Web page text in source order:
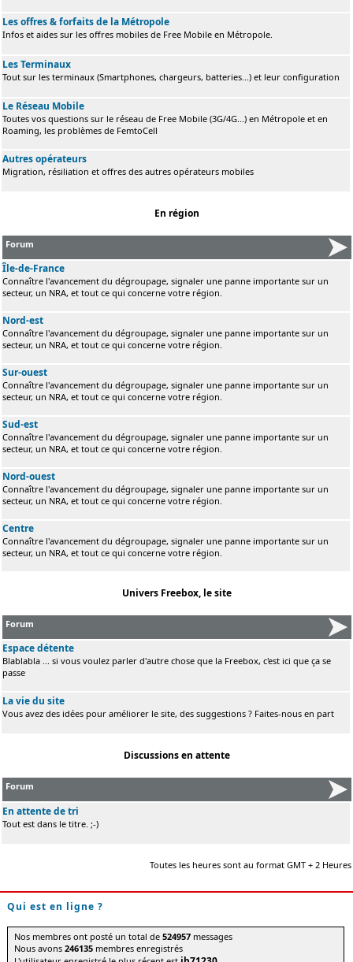
Les offres & forfaits de la Métropole
Infos et aides sur les offres mobiles de Free Mobile en Métropole.
Les Terminaux
Tout sur les terminaux (Smartphones, chargeurs, batteries...) et leur configuration
Le Réseau Mobile
Toutes vos questions sur le réseau de Free Mobile (3G/4G...) en Métropole et en
Roaming, les problèmes de FemtoCell
Autres opérateurs
Migration, résiliation et offres des autres opérateurs mobiles
En région
Forum
Île-de-France
Connaître l'avancement du dégroupage, signaler une panne importante sur un
secteur, un NRA, et tout ce qui concerne votre région.
Nord-est
Connaître l'avancement du dégroupage, signaler une panne importante sur un
secteur, un NRA, et tout ce qui concerne votre région.
Sur-ouest
Connaître l'avancement du dégroupage, signaler une panne importante sur un
secteur, un NRA, et tout ce qui concerne votre région.
Sud-est
Connaître l'avancement du dégroupage, signaler une panne importante sur un
secteur, un NRA, et tout ce qui concerne votre région.
Nord-ouest
Connaître l'avancement du dégroupage, signaler une panne importante sur un
secteur, un NRA, et tout ce qui concerne votre région.
Centre
Connaître l'avancement du dégroupage, signaler une panne importante sur un
secteur, un NRA, et tout ce qui concerne votre région.
Univers Freebox, le site
Forum
Espace détente
Blablabla ... si vous voulez parler d'autre chose que la Freebox, c'est ici que ça se
passe
La vie du site
Vous avez des idées pour améliorer le site, des suggestions ? Faites-nous en part
Discussions en attente
Forum
En attente de tri
Tout est dans le titre. ;-)
Toutes les heures sont au format GMT + 2 Heures
Qui est en ligne ?
Nos membres ont posté un total de524957 messages
Nous avons246135 membres enregistrés